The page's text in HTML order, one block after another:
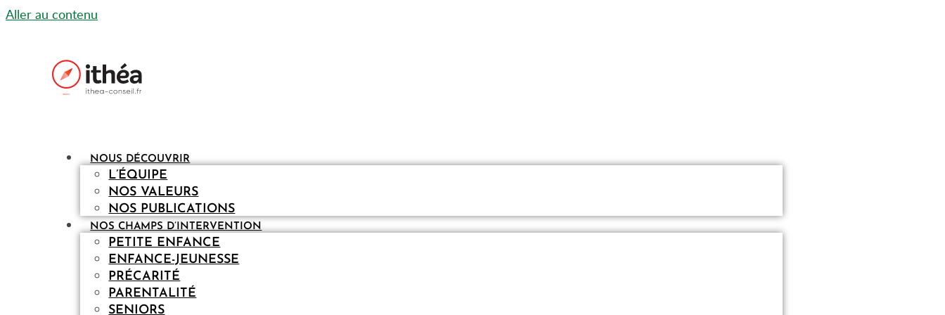
Aller au contenu
NOUS DÉCOUVRIR
L’ÉQUIPE
NOS VALEURS
NOS PUBLICATIONS
NOS CHAMPS D’INTERVENTION
PETITE ENFANCE
ENFANCE-JEUNESSE
PRÉCARITÉ
PARENTALITÉ
SENIORS